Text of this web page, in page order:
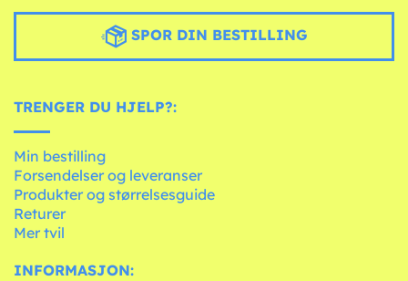
SPOR DIN BESTILLING
TRENGER DU HJELP?:
Min bestilling
Forsendelser og leveranser
Produkter og størrelsesguide
Returer
Mer tvil
INFORMASJON: